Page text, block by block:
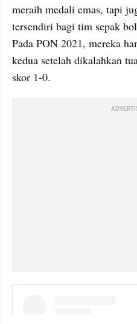
meraih medali emas, tapi
tersendiri bagi tim sepak
Pada PON 2021, mereka
kedua setelah dikalahkan
skor 1-0.